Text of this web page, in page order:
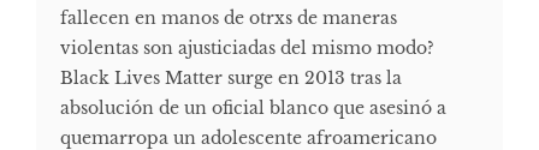
fallecen en manos de otrxs de maneras
violentas son ajusticiadas del mismo modo?
Black Lives Matter surge en 2013 tras la
absolución de un oficial blanco que asesinó a
quemarropa un adolescente afroamericano